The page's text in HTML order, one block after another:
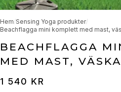
Hem/Sensing Yoga produkter/
Beachflagga mini komplett med mast,
BEACHFLAGGA
MED MAST,
1 540 KR